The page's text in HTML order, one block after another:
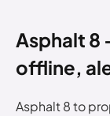
Asphalt 8
offline,
Asphalt 8 to